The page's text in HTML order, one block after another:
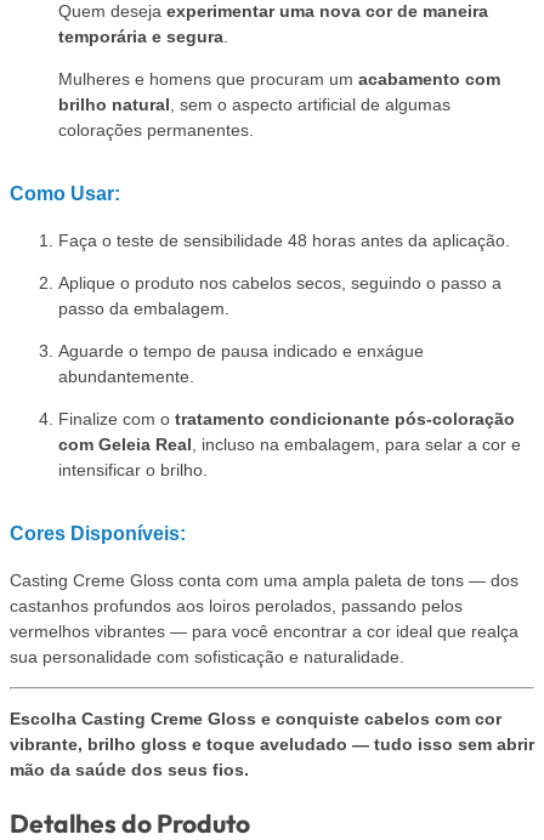
Quem deseja experimentar uma nova cor de maneira
temporária e segura.
Mulheres e homens que procuram um acabamento com
brilho natural, sem o aspecto artificial de algumas
colorações permanentes.
Como Usar:
Faça o teste de sensibilidade 48 horas antes da aplicação.
Aplique o produto nos cabelos secos, seguindo o passo a
passo da embalagem.
Aguarde o tempo de pausa indicado e enxágue
abundantemente.
Finalize com o tratamento condicionante pós-coloração
com Geleia Real, incluso na embalagem, para selar a cor e
intensificar o brilho.
Cores Disponíveis:
Casting Creme Gloss conta com uma ampla paleta de tons — dos
castanhos profundos aos loiros perolados, passando pelos
vermelhos vibrantes — para você encontrar a cor ideal que realça
sua personalidade com sofisticação e naturalidade.
Escolha Casting Creme Gloss e conquiste cabelos com cor
vibrante, brilho gloss e toque aveludado — tudo isso sem abrir
mão da saúde dos seus fios.
Detalhes do Produto